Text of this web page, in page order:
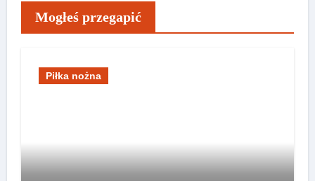
Mogłeś przegapić
Piłka nożna